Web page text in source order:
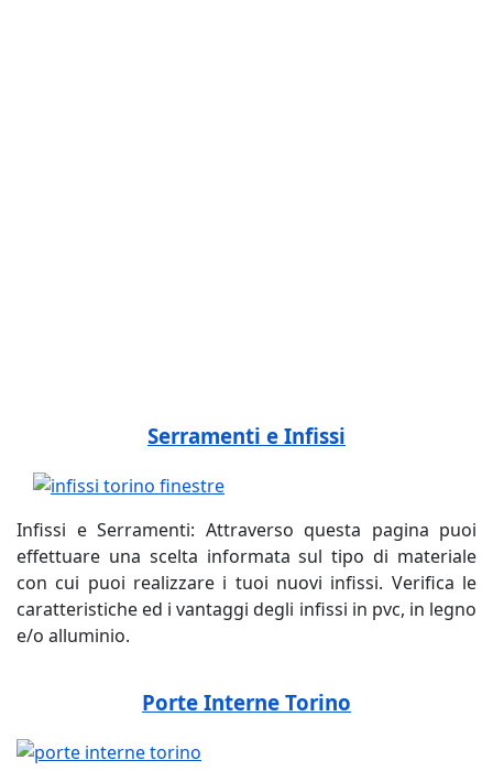
Serramenti e Infissi
Infissi e Serramenti: Attraverso questa pagina puoi
effettuare una scelta informata sul tipo di materiale
con cui puoi realizzare i tuoi nuovi infissi. Verifica le
caratteristiche ed i vantaggi degli infissi in pvc, in legno
e/o alluminio.
Porte Interne Torino